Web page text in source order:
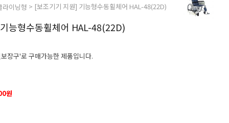
라이닝형 > [보조기기 지원] 기능형수동휠체어 HAL-48(22D)
능형수동휠체어 HAL-48(22D)
장구'로 구매가능한 제품입니다.
원